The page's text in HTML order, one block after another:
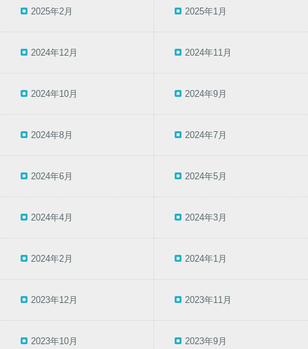
2025年2月 2025年1月
2024年12月 2024年11月
2024年10月 2024年9月
2024年8月 2024年7月
2024年6月 2024年5月
2024年4月 2024年3月
2024年2月 2024年1月
2023年12月 2023年11月
2023年10月 2023年9月